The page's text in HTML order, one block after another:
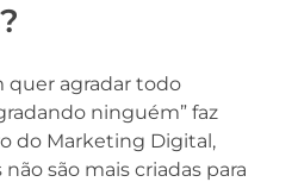
quer agradar todo
ninguém” faz
do Marketing Digital,
são mais criadas para